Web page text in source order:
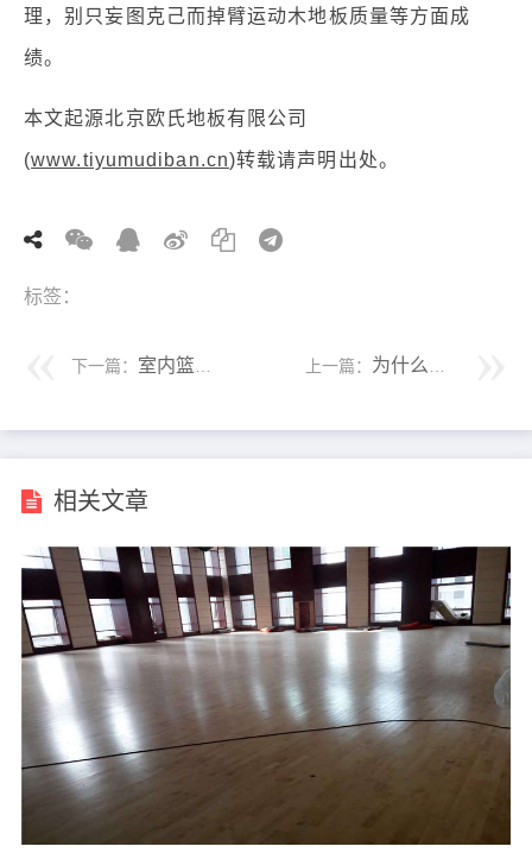
理，别只妄图克己而掉臂运动木地板质量等方面成
绩。
本文起源北京欧氏地板有限公司
(www.tiyumudiban.cn)转载请声明出处。
标签：
下一篇： 室内篮球馆运动木地板价格为什么贵 上一篇： 为什么篮球场运动木地板价格这么昂贵呢
相关文章